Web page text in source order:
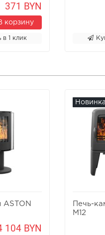
371 BYN
корзину
в 1 клик
ASTON
104 BYN
Новинка
Печь-
M12